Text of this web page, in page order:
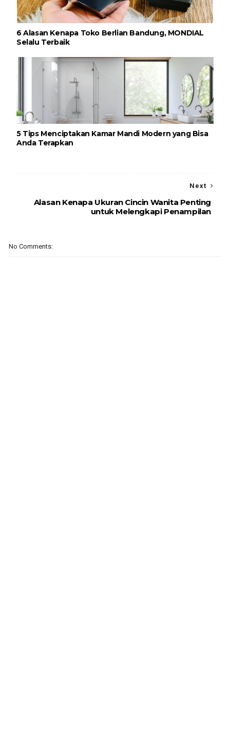
6 Alasan Kenapa Toko Berlian Bandung, MONDIAL
Selalu Terbaik
5 Tips Menciptakan Kamar Mandi Modern yang Bisa
Anda Terapkan
Next
Alasan Kenapa Ukuran Cincin Wanita Penting
untuk Melengkapi Penampilan
No Comments: